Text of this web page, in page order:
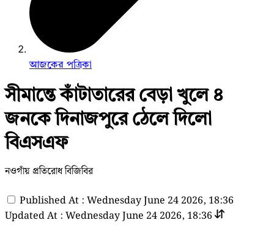
আজকের পত্রিকা
সীমান্তে কাঁটাতারের বেড়া খুলে ৪
জনকে দিনাজপুরে ঠেলে দিলো
বিএসএফ
নওগাঁয় প্রতিরোধ বিজিবির
Published At : Wednesday June 24 2026, 18:36
Updated At : Wednesday June 24 2026, 18:36